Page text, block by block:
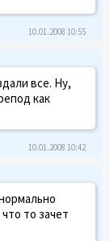
10.01.2008 10:55
все. Ну,
как
10.01.2008 10:42
то зачет